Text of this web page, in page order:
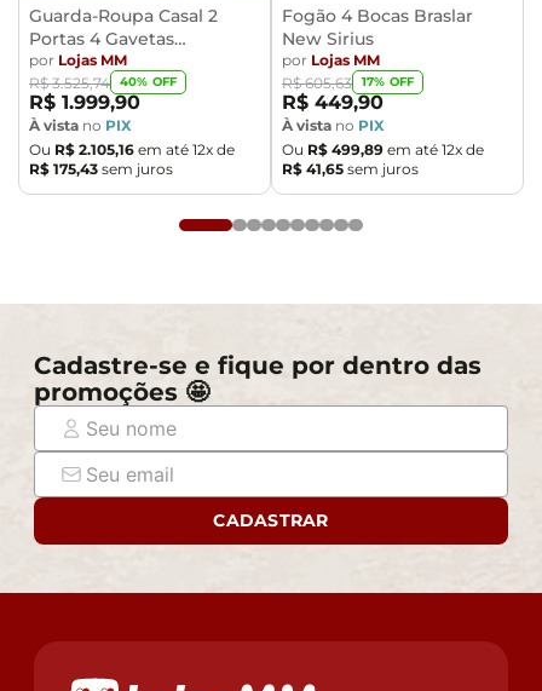
Guarda-Roupa Casal 2
Portas 4 Gavetas
Caemmun Moviment
por Lojas MM
R$ 3.525,74 40% OFF
R$ 1.999,90
À vista no PIX
Ou R$ 2.105,16 em até 12x de
R$ 175,43 sem juros
Fogão 4 Bocas Braslar
New Sirius
por Lojas MM
R$ 605,63 17% OFF
R$ 449,90
À vista no PIX
Ou R$ 499,89 em até 12x de
R$ 41,65 sem juros
Cadastre-se e fique por dentro das
promoções 🤩
CADASTRAR